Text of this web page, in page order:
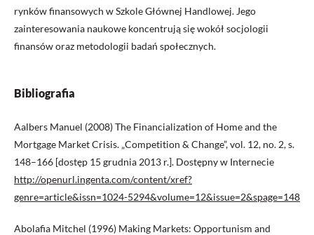
rynków finansowych w Szkole Głównej Handlowej. Jego
zainteresowania naukowe koncentrują się wokół socjologii
finansów oraz metodologii badań społecznych.
Bibliografia
Aalbers Manuel (2008) The Financialization of Home and the
Mortgage Market Crisis. „Competition & Change”, vol. 12, no. 2, s.
148–166 [dostęp 15 grudnia 2013 r.]. Dostępny w Internecie
http://openurl.ingenta.com/content/xref?
genre=article&issn=1024-5294&volume=12&issue=2&spage=148
Abolafia Mitchel (1996) Making Markets: Opportunism and